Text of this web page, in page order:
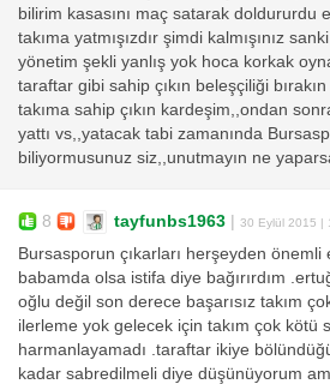
bilirim kasasını maç satarak doldururdu
takıma yatmışızdır şimdi kalmışınız
yönetim şekli yanlış yok hoca korkak
taraftar gibi sahip çıkın beleşçiliği
takıma sahip çıkın kardeşim,,ondan
yattı vs,,yatacak tabi zamanında
biliyormusunuz siz,,unutmayın ne
8 tayfunbs1963 | 30 Eylül 2015 |
Bursasporun çıkarları herşeyden
babamda olsa istifa diye bağırırdım
oğlu değil son derece başarısız takım
ilerleme yok gelecek için takım çok kötü
harmanlayamadı .taraftar ikiye
kadar sabredilmeli diye düşünüyorum